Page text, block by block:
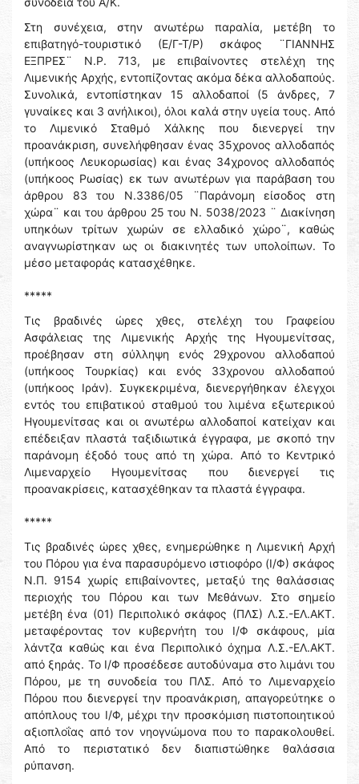
Στη συνέχεια, στην ανωτέρω παραλία, μετέβη το
επιβατηγό-τουριστικό (Ε/Γ-Τ/Ρ) σκάφος ¨ΓΙΑΝΝΗΣ
ΕΞΠΡΕΣ¨ Ν.Ρ. 713, με επιβαίνοντες στελέχη της
Λιμενικής Αρχής, εντοπίζοντας ακόμα δέκα αλλοδαπούς.
Συνολικά, εντοπίστηκαν 15 αλλοδαποί (5 άνδρες, 7
γυναίκες και 3 ανήλικοι), όλοι καλά στην υγεία τους. Από
το Λιμενικό Σταθμό Χάλκης που διενεργεί την
προανάκριση, συνελήφθησαν ένας 35χρονος αλλοδαπός
(υπήκοος Λευκορωσίας) και ένας 34χρονος αλλοδαπός
(υπήκοος Ρωσίας) εκ των ανωτέρων για παράβαση του
άρθρου 83 του Ν.3386/05 ¨Παράνομη είσοδος στη
χώρα¨ και του άρθρου 25 του Ν. 5038/2023 ¨ Διακίνηση
υπηκόων τρίτων χωρών σε ελλαδικό χώρο¨, καθώς
αναγνωρίστηκαν ως οι διακινητές των υπολοίπων. Το
μέσο μεταφοράς κατασχέθηκε.
*****
Τις βραδινές ώρες χθες, στελέχη του Γραφείου
Ασφάλειας της Λιμενικής Αρχής της Ηγουμενίτσας,
προέβησαν στη σύλληψη ενός 29χρονου αλλοδαπού
(υπήκοος Τουρκίας) και ενός 33χρονου αλλοδαπού
(υπήκοος Ιράν). Συγκεκριμένα, διενεργήθηκαν έλεγχοι
εντός του επιβατικού σταθμού του λιμένα εξωτερικού
Ηγουμενίτσας και οι ανωτέρω αλλοδαποί κατείχαν και
επέδειξαν πλαστά ταξιδιωτικά έγγραφα, με σκοπό την
παράνομη έξοδό τους από τη χώρα. Από το Κεντρικό
Λιμεναρχείο Ηγουμενίτσας που διενεργεί τις
προανακρίσεις, κατασχέθηκαν τα πλαστά έγγραφα.
*****
Τις βραδινές ώρες χθες, ενημερώθηκε η Λιμενική Αρχή
του Πόρου για ένα παρασυρόμενο ιστιοφόρο (Ι/Φ) σκάφος
Ν.Π. 9154 χωρίς επιβαίνοντες, μεταξύ της θαλάσσιας
περιοχής του Πόρου και των Μεθάνων. Στο σημείο
μετέβη ένα (01) Περιπολικό σκάφος (ΠΛΣ) Λ.Σ.-ΕΛ.ΑΚΤ.
μεταφέροντας τον κυβερνήτη του Ι/Φ σκάφους, μία
λάντζα καθώς και ένα Περιπολικό όχημα Λ.Σ.-ΕΛ.ΑΚΤ.
από ξηράς. Το Ι/Φ προσέδεσε αυτοδύναμα στο λιμάνι του
Πόρου, με τη συνοδεία του ΠΛΣ. Από το Λιμεναρχείο
Πόρου που διενεργεί την προανάκριση, απαγορεύτηκε ο
απόπλους του Ι/Φ, μέχρι την προσκόμιση πιστοποιητικού
αξιοπλοΐας από τον νηογνώμονα που το παρακολουθεί.
Από το περιστατικό δεν διαπιστώθηκε θαλάσσια
ρύπανση.